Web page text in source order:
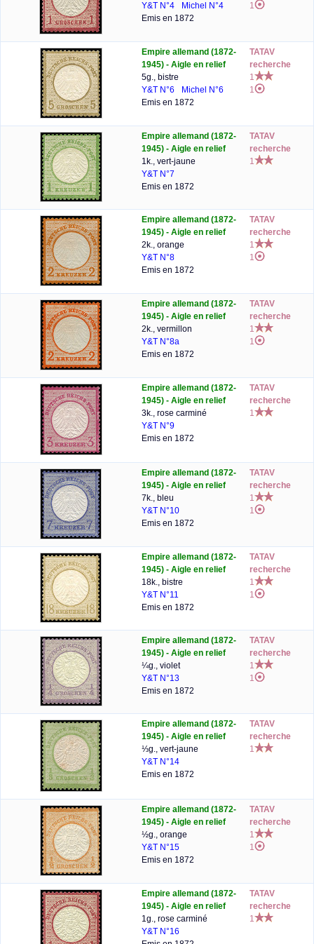
Y&T N°4
Michel N°4
Emis en 1872
1
Empire allemand (1872-
1945) - Aigle en relief
5g., bistre
Y&T N°6
Michel N°6
Emis en 1872
TATAV
recherche
1
1
Empire allemand (1872-
1945) - Aigle en relief
1k., vert-jaune
Y&T N°7
Emis en 1872
TATAV
recherche
1
Empire allemand (1872-
1945) - Aigle en relief
2k., orange
Y&T N°8
Emis en 1872
TATAV
recherche
1
1
Empire allemand (1872-
1945) - Aigle en relief
2k., vermillon
Y&T N°8a
Emis en 1872
TATAV
recherche
1
1
Empire allemand (1872-
1945) - Aigle en relief
3k., rose carminé
Y&T N°9
Emis en 1872
TATAV
recherche
1
Empire allemand (1872-
1945) - Aigle en relief
7k., bleu
Y&T N°10
Emis en 1872
TATAV
recherche
1
1
Empire allemand (1872-
1945) - Aigle en relief
18k., bistre
Y&T N°11
Emis en 1872
TATAV
recherche
1
1
Empire allemand (1872-
1945) - Aigle en relief
¼g., violet
Y&T N°13
Emis en 1872
TATAV
recherche
1
1
Empire allemand (1872-
1945) - Aigle en relief
⅓g., vert-jaune
Y&T N°14
Emis en 1872
TATAV
recherche
1
Empire allemand (1872-
1945) - Aigle en relief
½g., orange
Y&T N°15
Emis en 1872
TATAV
recherche
1
1
Empire allemand (1872-
1945) - Aigle en relief
1g., rose carminé
Y&T N°16
TATAV
recherche
1